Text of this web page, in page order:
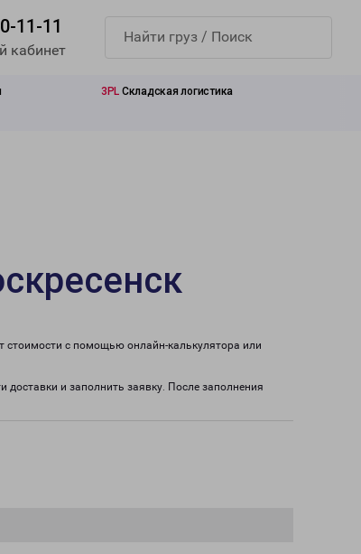
11-11
кабинет
3PL Складская логистика
стоимости с помощью онлайн-калькулятора или
доставки и заполнить заявку. После заполнения